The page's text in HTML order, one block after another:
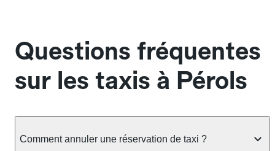
Questions fréquentes
sur les taxis à Pérols
Comment annuler une réservation de taxi ?